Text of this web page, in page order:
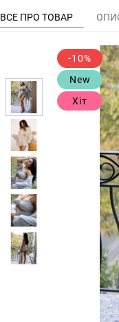
ВСЕ ПРО ТОВАР
-10%
New
Хіт